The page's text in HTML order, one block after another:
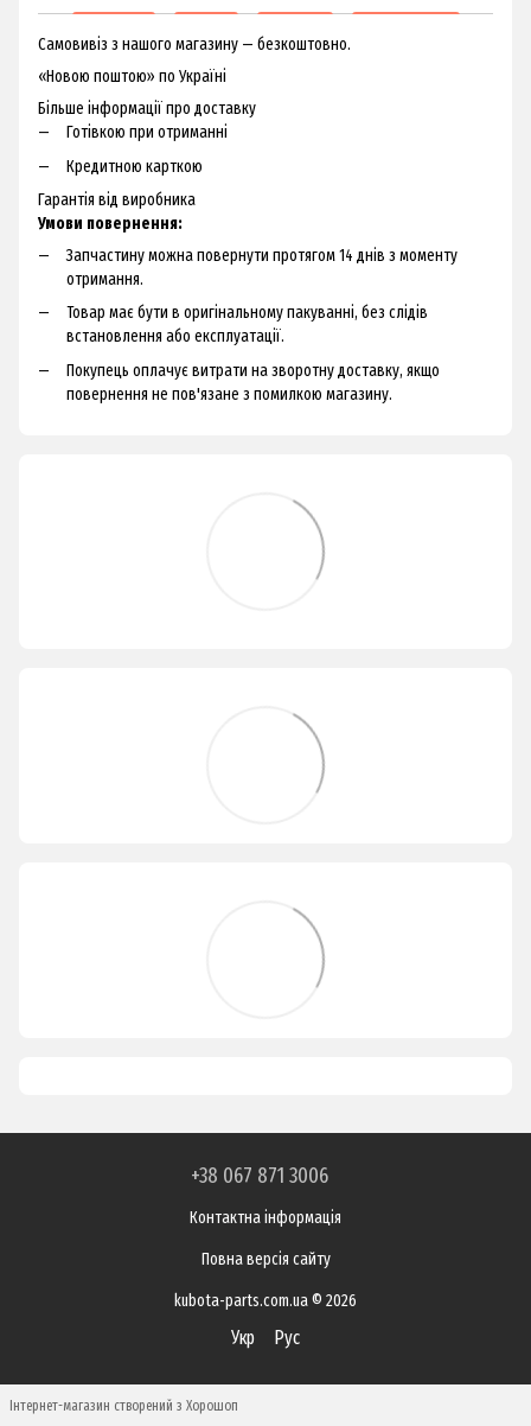
Самовивіз з нашого магазину — безкоштовно.
«Новою поштою» по Україні
Більше інформації про доставку
Готівкою при отриманні
Кредитною карткою
Гарантія від виробника
Умови повернення:
Запчастину можна повернути протягом 14 днів з моменту
отримання.
Товар має бути в оригінальному пакуванні, без слідів
встановлення або експлуатації.
Покупець оплачує витрати на зворотну доставку, якщо
повернення не пов'язане з помилкою магазину.
+38 067 871 3006
Контактна інформація
Повна версія сайту
kubota-parts.com.ua © 2026
Укр Рус
Інтернет-магазин створений з Хорошоп